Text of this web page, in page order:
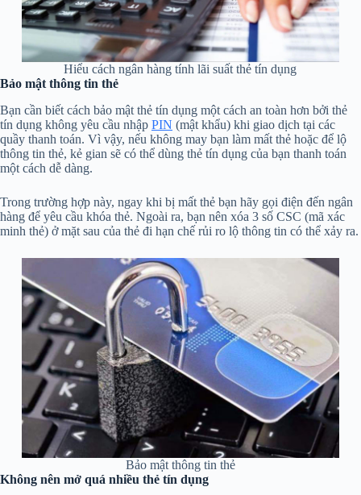
Hiểu cách ngân hàng tính lãi suất thẻ tín dụng
Bảo mật thông tin thẻ
Bạn cần biết cách bảo mật thẻ tín dụng một cách an toàn hơn bởi thẻ
tín dụng không yêu cầu nhập PIN (mật khẩu) khi giao dịch tại các
quầy thanh toán. Vì vậy, nếu không may bạn làm mất thẻ hoặc để lộ
thông tin thẻ, kẻ gian sẽ có thể dùng thẻ tín dụng của bạn thanh toán
một cách dễ dàng.
Trong trường hợp này, ngay khi bị mất thẻ bạn hãy gọi điện đến ngân
hàng để yêu cầu khóa thẻ. Ngoài ra, bạn nên xóa 3 số CSC (mã xác
minh thẻ) ở mặt sau của thẻ đi hạn chế rủi ro lộ thông tin có thể xảy ra.
Bảo mật thông tin thẻ
Không nên mở quá nhiều thẻ tín dụng